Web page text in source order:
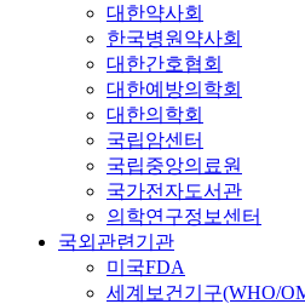
대한약사회
한국병원약사회
대한간호협회
대한예방의학회
대한의학회
국립암센터
국립중앙의료원
국가전자도서관
의학연구정보센터
국외관련기관
미국FDA
세계보건기구(WHO/